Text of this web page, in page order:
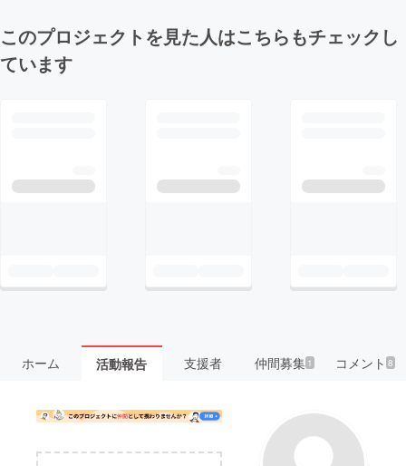
このプロジェクトを見た人はこちらもチェックし
ています
ホーム 活動報告 支援者 仲間募集 1 コメント8